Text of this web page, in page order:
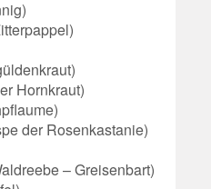
Hornkraut)
der Rosenkastanie)
– Greisenbart)